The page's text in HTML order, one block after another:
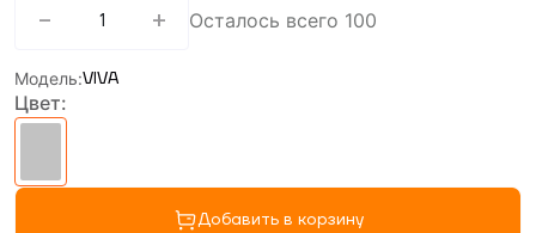
- 1 + Осталось всего 100
Модель:VIVA
Цвет:
Добавить в корзину